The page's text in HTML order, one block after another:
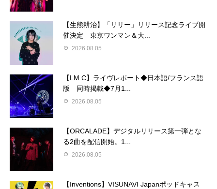
【生熊耕治】「リリー」リリース記念ライブ開
催決定 東京ワンマン＆大...
2026.08.05
【LM.C】ライヴレポート◆日本語/フランス語
版 同時掲載◆7月1...
2026.08.05
【ORCALADE】デジタルリリース第一弾とな
る2曲を配信開始。1...
2026.08.05
【Inventions】VISUNAVI Japanポッドキャス